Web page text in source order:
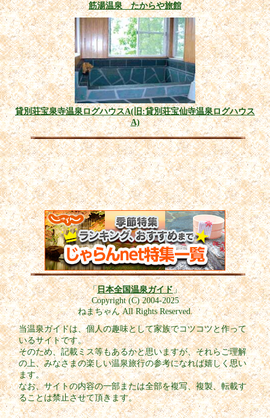
筋湯温泉 たからや旅館
貸別荘宝泉寺温泉ログハウスA(旧:貸別荘宝仙寺温泉ログハウス
A)
「日本全国温泉ガイド」
Copyright (C) 2004-2025
ねまちゃん All Rights Reserved.
当温泉ガイドは、個人の趣味として家族でコツコツと作って
いるサイトです。
そのため、記載ミス等もあるかと思いますが、それらご理解
の上、みなさまの楽しい温泉旅行の参考になれば嬉しく思い
ます。
なお、サイトの内容の一部または全部を複写、複製、転載す
ることは禁止させて頂きます。